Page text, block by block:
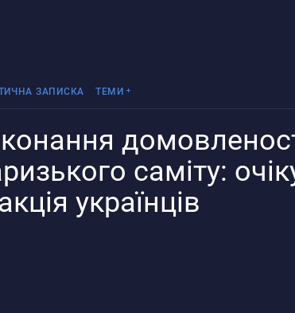
ЗАПИСКА ТЕМИ
саміту:
українців